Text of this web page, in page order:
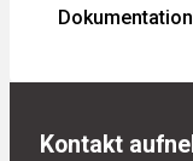
Kontakt